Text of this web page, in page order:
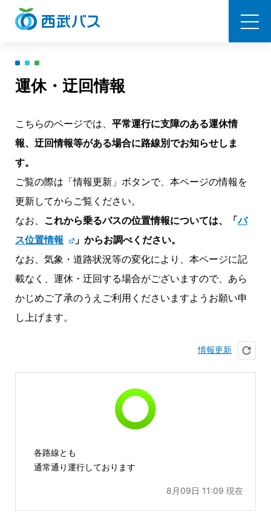
運休・迂回情報
こちらのページでは、 平常運行に支障のある運休情
報、迂回情報等がある場合に路線別でお知らせしま
す。
ご覧の際は「情報更新」ボタンで、本ページの情報を
更新してからご覧ください。
なお、 これから乗るバスの位置情報については、「バ
ス位置情報
」からお調べください。
なお、気象・道路状況等の変化により、本ページに記
載なく、運休・迂回する場合がございますので、あら
かじめご了承のうえご利用くださいますようお願い申
し上げます。
情報更新
各路線とも
通常通り運行しております
8月09日 11:09 現在